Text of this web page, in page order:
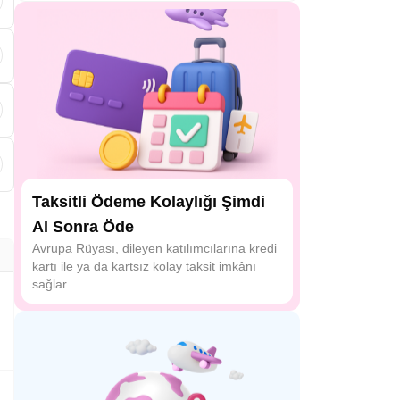
Taksitli Ödeme Kolaylığı Şimdi
Al Sonra Öde
Avrupa Rüyası, dileyen katılımcılarına kredi
kartı ile ya da kartsız kolay taksit imkânı
sağlar.